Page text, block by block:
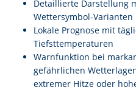
Detaillierte Darstellung
Wettersymbol-Varianten
Lokale Prognose mit
Tiefsttemperaturen
Warnfunktion bei
gefährlichen
extremer Hitze oder